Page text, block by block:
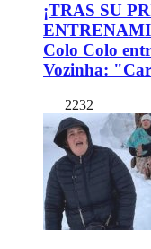
¡TRAS SU
Colo Colo
Vozinha:
2232